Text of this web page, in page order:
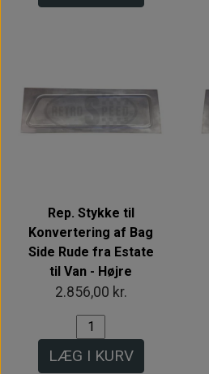
Rep. Stykke til
Konvertering af Bag
Side Rude fra Estate
til Van - Højre
2.856,00 kr.
LÆG I KURV